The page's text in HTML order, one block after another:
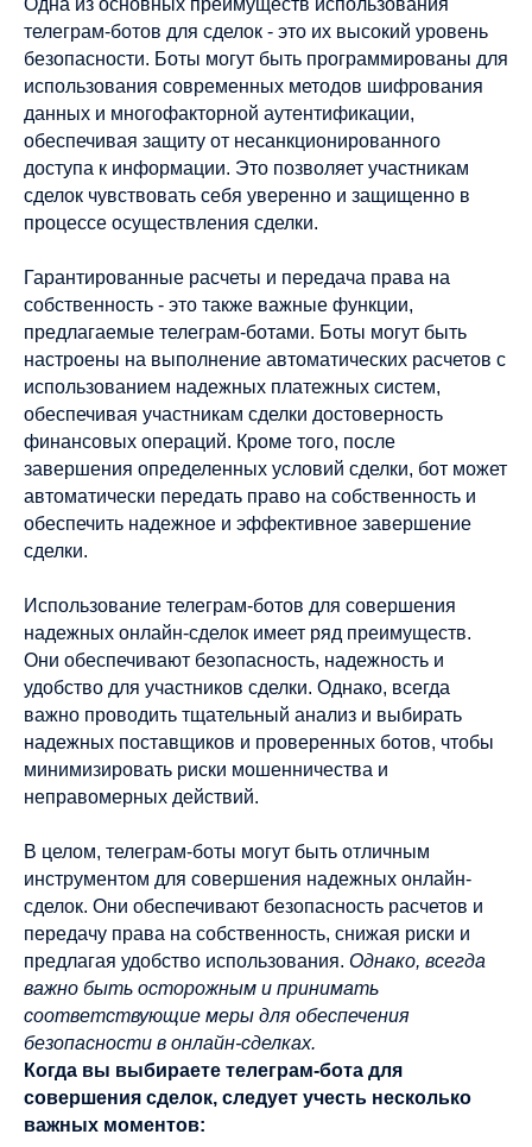
Одна из основных преимуществ использования
телеграм-ботов для сделок - это их высокий уровень
безопасности. Боты могут быть программированы для
использования современных методов шифрования
данных и многофакторной аутентификации,
обеспечивая защиту от несанкционированного
доступа к информации. Это позволяет участникам
сделок чувствовать себя уверенно и защищенно в
процессе осуществления сделки.
Гарантированные расчеты и передача права на
собственность - это также важные функции,
предлагаемые телеграм-ботами. Боты могут быть
настроены на выполнение автоматических расчетов с
использованием надежных платежных систем,
обеспечивая участникам сделки достоверность
финансовых операций. Кроме того, после
завершения определенных условий сделки, бот может
автоматически передать право на собственность и
обеспечить надежное и эффективное завершение
сделки.
Использование телеграм-ботов для совершения
надежных онлайн-сделок имеет ряд преимуществ.
Они обеспечивают безопасность, надежность и
удобство для участников сделки. Однако, всегда
важно проводить тщательный анализ и выбирать
надежных поставщиков и проверенных ботов, чтобы
минимизировать риски мошенничества и
неправомерных действий.
В целом, телеграм-боты могут быть отличным
инструментом для совершения надежных онлайн-
сделок. Они обеспечивают безопасность расчетов и
передачу права на собственность, снижая риски и
предлагая удобство использования. Однако, всегда
важно быть осторожным и принимать
соответствующие меры для обеспечения
безопасности в онлайн-сделках.
Когда вы выбираете телеграм-бота для
совершения сделок, следует учесть несколько
важных моментов: